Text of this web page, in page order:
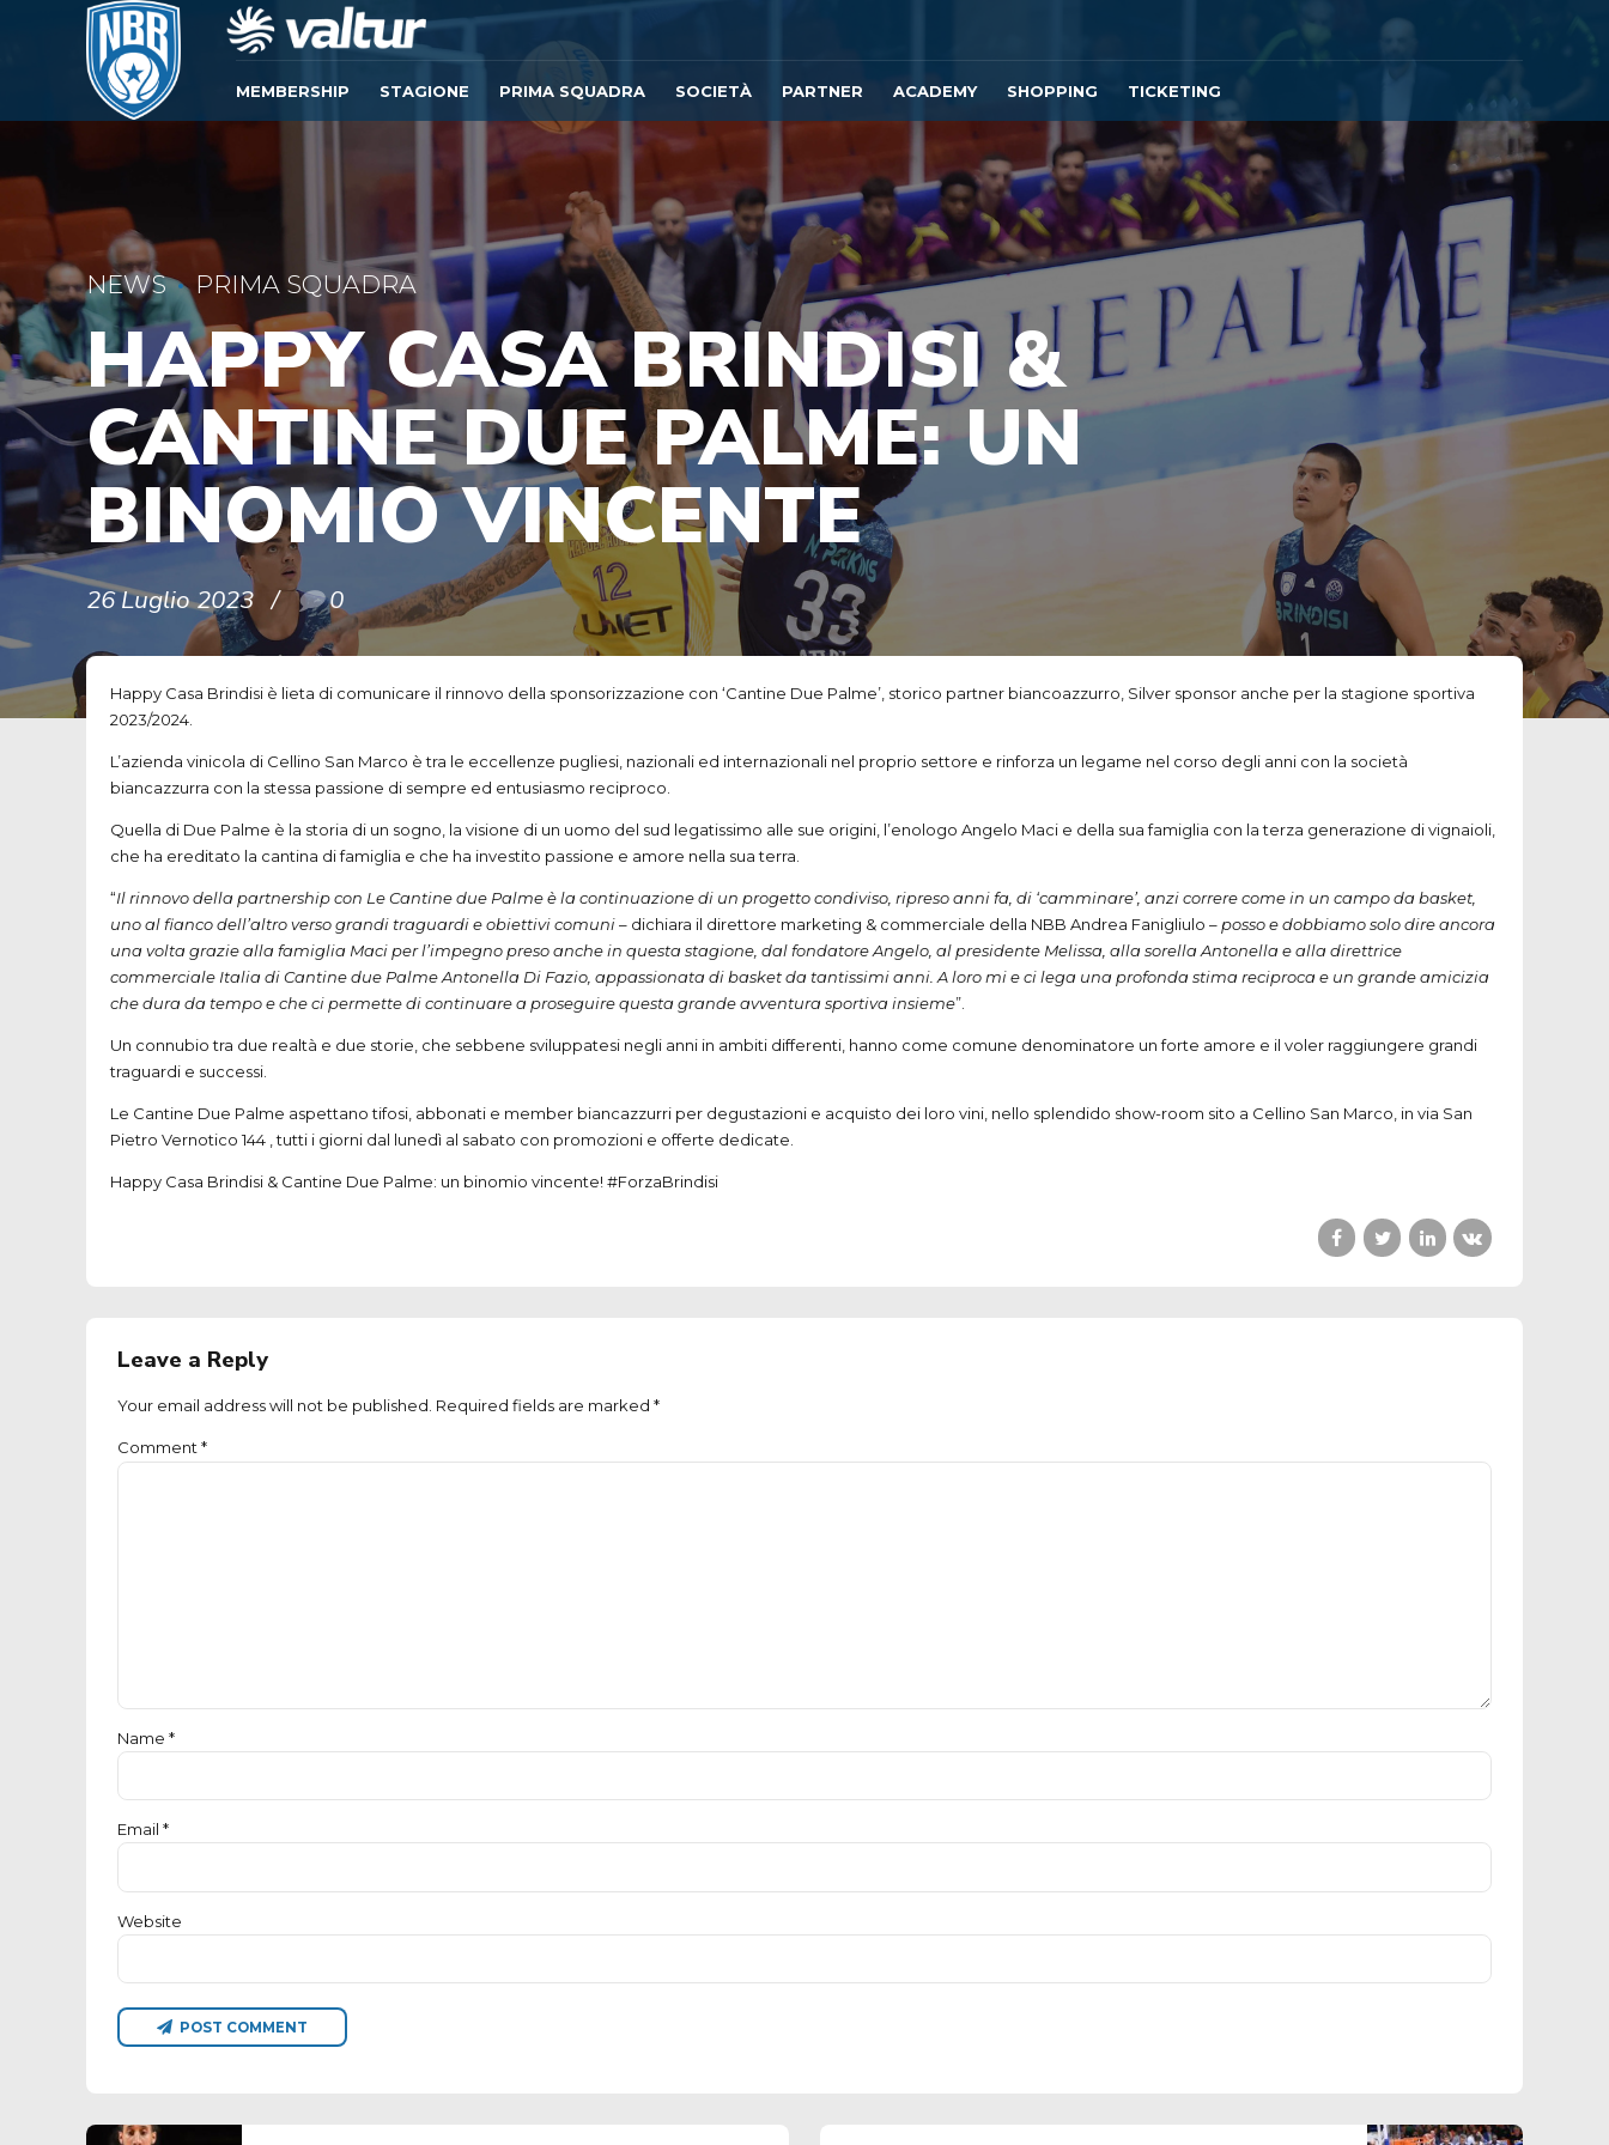
MEMBERSHIP STAGIONE PRIMA SQUADRA SOCIETÀ PARTNER ACADEMY SHOPPING TICKETING
NEWS PRIMA SQUADRA
HAPPY CASA BRINDISI &
CANTINE DUE PALME: UN
BINOMIO VINCENTE
26 Luglio 2023 0
Happy Casa Brindisi è lieta di comunicare il rinnovo della sponsorizzazione con ‘Cantine Due Palme’, storico partner biancoazzurro, Silver sponsor anche per la stagione sportiva
2023/2024.
L’azienda vinicola di Cellino San Marco è tra le eccellenze pugliesi, nazionali ed internazionali nel proprio settore e rinforza un legame nel corso degli anni con la società
biancazzurra con la stessa passione di sempre ed entusiasmo reciproco.
Quella di Due Palme è la storia di un sogno, la visione di un uomo del sud legatissimo alle sue origini, l’enologo Angelo Maci e della sua famiglia con la terza generazione di vignaioli,
che ha ereditato la cantina di famiglia e che ha investito passione e amore nella sua terra.
“Il rinnovo della partnership con Le Cantine due Palme è la continuazione di un progetto condiviso, ripreso anni fa, di ‘camminare’, anzi correre come in un campo da basket,
uno al fianco dell’altro verso grandi traguardi e obiettivi comuni– dichiara il direttore marketing & commerciale della NBB Andrea Fanigliulo –posso e dobbiamo solo dire ancora
una volta grazie alla famiglia Maci per l’impegno preso anche in questa stagione, dal fondatore Angelo, al presidente Melissa, alla sorella Antonella e alla direttrice
commerciale Italia di Cantine due Palme Antonella Di Fazio, appassionata di basket da tantissimi anni. A loro mi e ci lega una profonda stima reciproca e un grande amicizia
che dura da tempo e che ci permette di continuare a proseguire questa grande avventura sportiva insieme”.
Un connubio tra due realtà e due storie, che sebbene sviluppatesi negli anni in ambiti differenti, hanno come comune denominatore un forte amore e il voler raggiungere grandi
traguardi e successi.
Le Cantine Due Palme aspettano tifosi, abbonati e member biancazzurri per degustazioni e acquisto dei loro vini, nello splendido show-room sito a Cellino San Marco, in via San
Pietro Vernotico 144 , tutti i giorni dal lunedì al sabato con promozioni e offerte dedicate.
Happy Casa Brindisi & Cantine Due Palme: un binomio vincente! #ForzaBrindisi
Leave a Reply
Your email address will not be published. Required fields are marked *
Comment *
Name *
Email *
Website
POST COMMENT